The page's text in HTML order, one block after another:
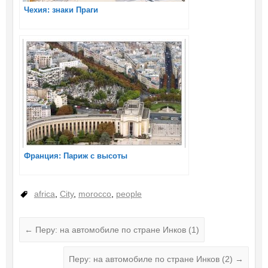
Чехия: знаки Праги
Франция: Париж с высоты
africa City, morocco people
← Перу: на автомобиле по стране Инков (1)
Перу: на автомобиле по стране Инков (2) →